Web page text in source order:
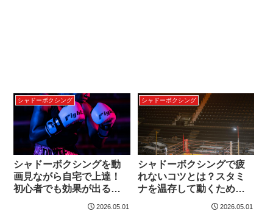
シャドーボクシング
シャドーボクシングを動
画見ながら自宅で上達！
初心者でも効果が出る練
習法とおすすめ動画の選
2026.05.01
シャドーボクシング
シャドーボクシングで疲
れないコツとは？スタミ
ナを温存して動くための
2026.05.01